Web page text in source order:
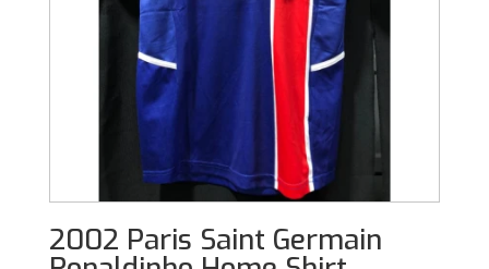
2002 Paris Saint Germain